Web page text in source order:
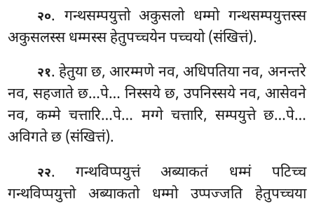
२०. गन्थसम्पयुत्तो अकुसलो धम्मो गन्थसम्पयुत्तस्स
अकुसलस्स धम्मस्स हेतुपच्चयेन पच्चयो (संखित्तं).
२१. हेतुया छ, आरम्मणे नव, अधिपतिया नव, अनन्तरे
नव, सहजाते छ…पे… निस्सये छ, उपनिस्सये नव, आसेवने
नव, कम्मे चत्तारि…पे… मग्गे चत्तारि, सम्पयुत्ते छ…पे…
अविगते छ (संखित्तं).
२२. गन्थविप्पयुत्तंअब्याकतं धम्मं पटिच्च
गन्थविप्पयुत्तो अब्याकतो धम्मो उप्पज्जति हेतुपच्चया